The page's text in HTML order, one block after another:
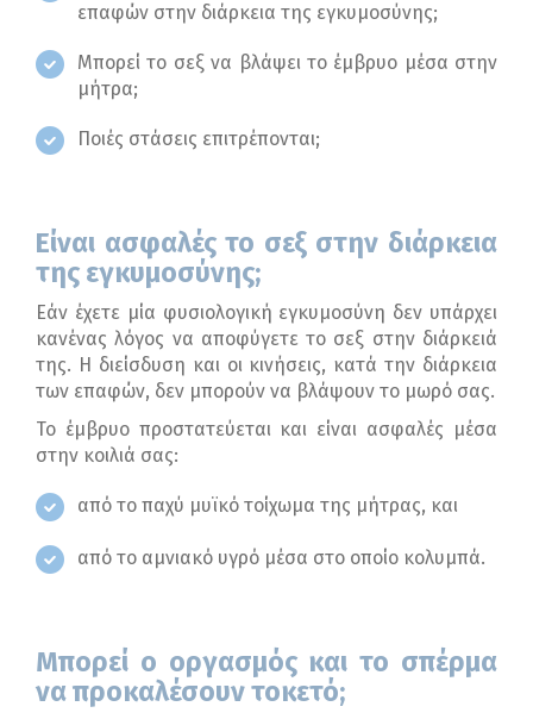
επαφών στην διάρκεια της εγκυμοσύνης;
Μπορεί το σεξ να βλάψει το έμβρυο μέσα στην
μήτρα;
Ποιές στάσεις επιτρέπονται;
Είναι ασφαλές το σεξ στην διάρκεια
της εγκυμοσύνης;
Εάν έχετε μία φυσιολογική εγκυμοσύνη δεν υπάρχει
κανένας λόγος να αποφύγετε το σεξ στην διάρκειά
της. Η διείσδυση και οι κινήσεις, κατά την διάρκεια
των επαφών, δεν μπορούν να βλάψουν το μωρό σας.
Το έμβρυο προστατεύεται και είναι ασφαλές μέσα
στην κοιλιά σας:
από το παχύ μυϊκό τοίχωμα της μήτρας, και
από το αμνιακό υγρό μέσα στο οποίο κολυμπά.
Μπορεί ο οργασμός και το σπέρμα
να προκαλέσουν τοκετό;